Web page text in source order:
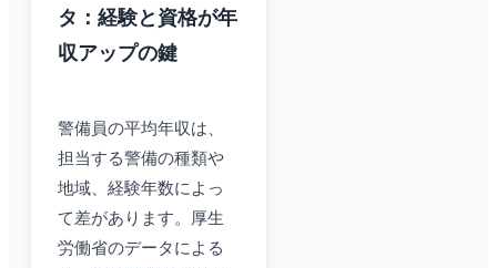
タ：経験と資格が年
収アップの鍵
警備員の平均年収は、
担当する警備の種類や
地域、経験年数によっ
て差があります。厚生
労働省のデータによる